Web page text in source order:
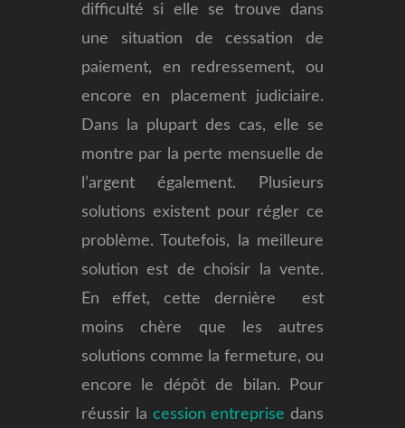
difficulté si elle se trouve dans
une situation de cessation de
paiement, en redressement, ou
encore en placement judiciaire.
Dans la plupart des cas, elle se
montre par la perte mensuelle de
l’argent également. Plusieurs
solutions existent pour régler ce
problème. Toutefois, la meilleure
solution est de choisir la vente.
En effet, cette dernière est
moins chère que les autres
solutions comme la fermeture, ou
encore le dépôt de bilan. Pour
réussir la cession entreprise dans